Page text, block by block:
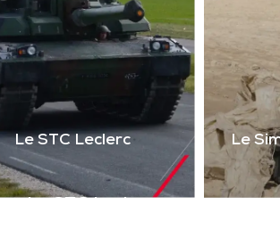
Le STC Leclerc Le